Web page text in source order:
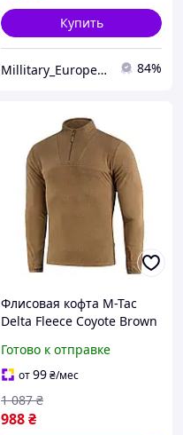
Купить
Millitary_Europe_Store 84%
Флисовая кофта M-Tac
Delta Fleece Coyote Brown
большой палец 2XL 7000-
DS
Готово к отправке
от99₴/мес
988₴
1 087 ₴